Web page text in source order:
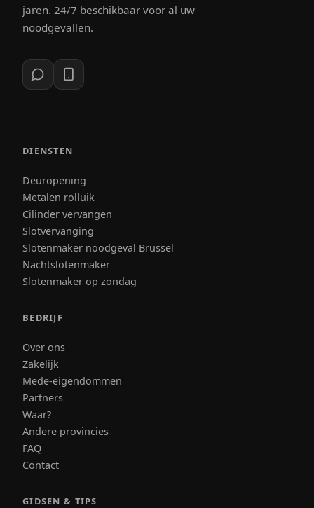
jaren. 24/7 beschikbaar voor al uw
noodgevallen.
DIENSTEN
Deuropening
Metalen rolluik
Cilinder vervangen
Slotvervanging
Slotenmaker noodgeval Brussel
Nachtslotenmaker
Slotenmaker op zondag
BEDRIJF
Over ons
Zakelijk
Mede-eigendommen
Partners
Waar?
Andere provincies
FAQ
Contact
GIDSEN & TIPS